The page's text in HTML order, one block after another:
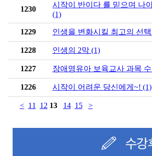
1230
시작이 반이다 를 믿으며 나
(1)
1229 인생을 변화시킬 최고의 선
1228 인생의 2막 (1)
1227 장애영유아 보육교사 과목
1226 시작이 어려운 당신에게~! (1)
< 11 12 13 14 15 >